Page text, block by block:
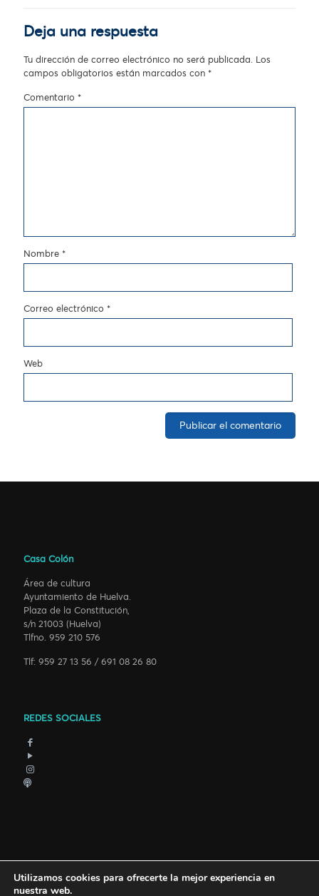
Deja una respuesta
Tu dirección de correo electrónico no será publicada. Los
campos obligatorios están marcados con *
Comentario *
Nombre *
Correo electrónico *
Web
Casa Colón
Área de cultura
Ayuntamiento de Huelva.
Plaza de la Constitución,
s/n 21003 (Huelva)
Tlfno. 959 210 576
Tlf: 959 27 13 56 / 691 08 26 80
REDES SOCIALES
Utilizamos cookies para ofrecerte la mejor experiencia en
nuestra web.